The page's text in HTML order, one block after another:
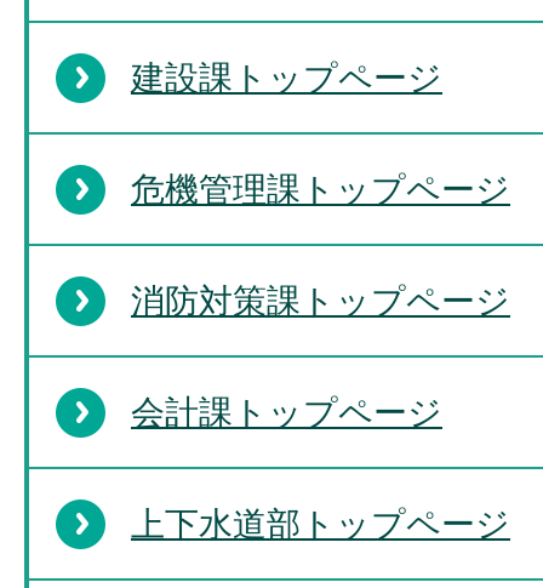
建設課トップページ
危機管理課トップページ
消防対策課トップページ
会計課トップページ
上下水道部トップページ